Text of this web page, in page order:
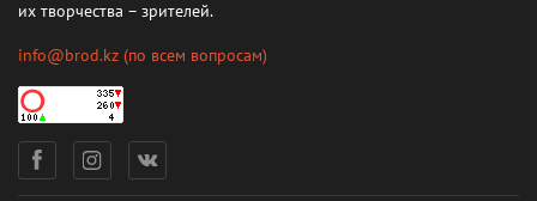
их творчества – зрителей.
info@brod.kz (по всем вопросам)